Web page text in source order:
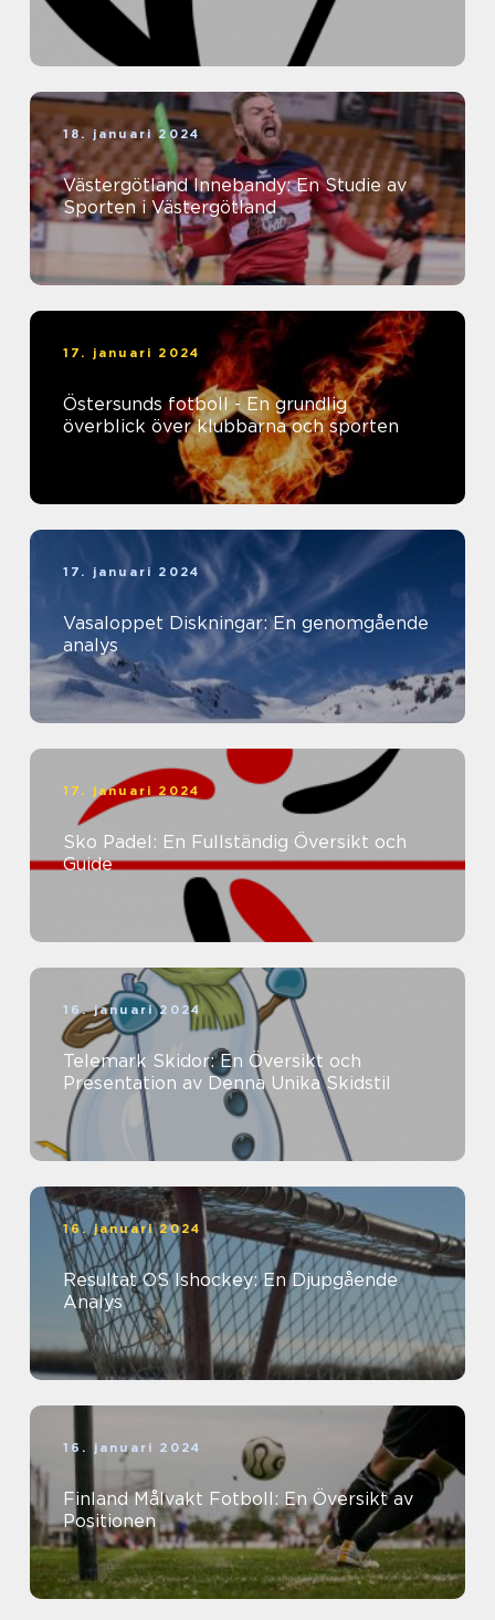
18. januari 2024
Västergötland Innebandy: En Studie av
Sporten i Västergötland
17. januari 2024
Östersunds fotboll - En grundlig
överblick över klubbarna och sporten
17. januari 2024
Vasaloppet Diskningar: En genomgående
analys
17. januari 2024
Sko Padel: En Fullständig Översikt och
Guide
16. januari 2024
Telemark Skidor: En Översikt och
Presentation av Denna Unika Skidstil
16. januari 2024
Resultat OS Ishockey: En Djupgående
Analys
16. januari 2024
Finland Målvakt Fotboll: En Översikt av
Positionen